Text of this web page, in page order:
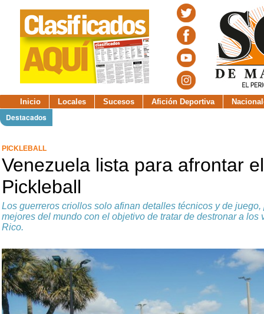
Inicio Locales Sucesos Afición Deportiva
Destacados
PICKLEBALL
Venezuela lista para afrontar
Pickleball
Los guerreros criollos solo afinan detalles técnicos y de
mejores del mundo con el objetivo de tratar de destronar a los
Rico.